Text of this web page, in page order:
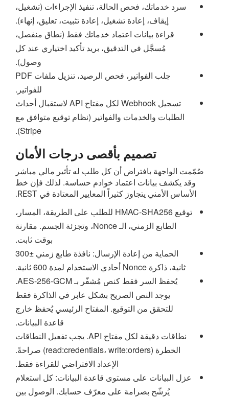
سرد خدماتك، فحص الحالة، تنفيذ الإجراءات (تشغيل،
إيقاف، إعادة تشغيل، إعادة تثبيت، تعليق، إنهاء).
قراءة بيانات اعتماد خدماتك فقط (نطاق منفصل،
مُسجَّل في التدقيق، بريد تأكيد اختياري عند كل
وصول).
جلب الفواتير، فحص الرصيد، تنزيل ملفات PDF
للفواتير.
تسجيل Webhook لكل مفتاح API لاستقبال أحداث
الطلبات والخدمات والفواتير (نظام توقيع متوافق مع
Stripe).
تصميم بأقصى درجات الأمان
صُمّمت الواجهة بافتراض أن كل طلب له تأثير مالي مباشر
وقد يكشف بيانات اعتماد خوادم حساسة. لذلك فإن خط
الأساس الأمني يتجاوز كثيراً المعايير المعتادة في REST.
توقيع HMAC-SHA256 للطلب على الطريقة، المسار،
الطابع الزمني، الـ Nonce، وتجزئة الجسم. مقارنة
بوقت ثابت.
الحماية من إعادة الإرسال: نافذة طابع زمني ±300
ثانية، ذاكرة Nonce أحادي الاستخدام لمدة 600 ثانية.
يُحفظ السر فقط كنص مُشفّر بـ AES-256-GCM.
يوجد النص الصريح بشكل عابر في الذاكرة فقط
للتحقق من التوقيع. المفتاح الرئيسي يُحفظ خارج
قاعدة البيانات.
نطاقات دقيقة لكل مفتاح API. يجب تفعيل النطاقات
الخطرة (read:credentials، write:orders) صراحةً.
الإعداد الافتراضي للقراءة فقط.
عزل البيانات على مستوى قاعدة البيانات: كل استعلام
يُرشّح بصرامة على معرّف حسابك. الوصول بين